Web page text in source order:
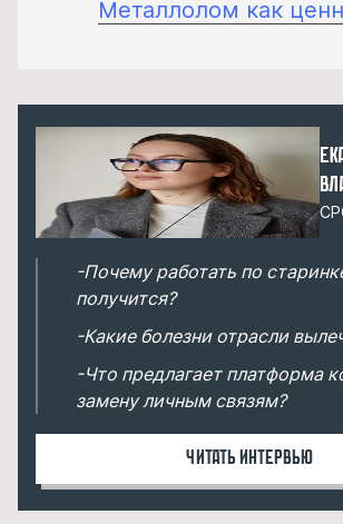
Металлолом как
-Почему работать по
получится?
-Какие болезни отрасли
-Что предлагает платформа
замену личным связям?
Читать интервью